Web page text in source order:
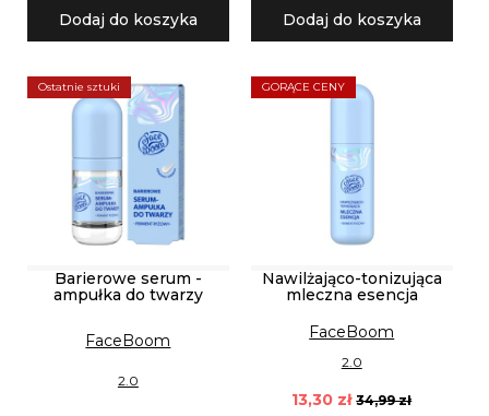
Dodaj do koszyka Dodaj do koszyka
Ostatnie sztuki
Barierowe serum -
ampułka do twarzy
FaceBoom
2.0
GORĄCE CENY
Nawilżająco-tonizująca
mleczna esencja
FaceBoom
2.0
13,30 zł 34,99 zł